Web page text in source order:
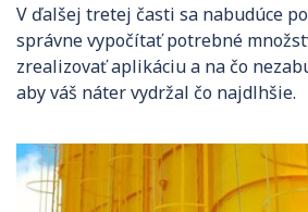
V ďalšej tretej časti sa nabudúce
správne vypočítať potrebné
zrealizovať aplikáciu a na čo
aby váš náter vydržal čo najdlhšie.